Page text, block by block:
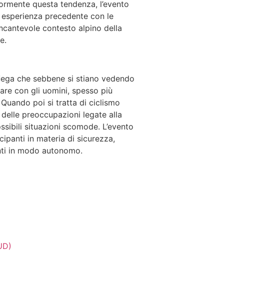
questa tendenza, l’evento
precedente con le
contesto alpino della
che sebbene si stiano vedendo
con gli uomini, spesso più
poi si tratta di ciclismo
preoccupazioni legate alla
situazioni scomode. L’evento
in materia di sicurezza,
in modo autonomo.